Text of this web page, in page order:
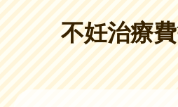
不妊治療